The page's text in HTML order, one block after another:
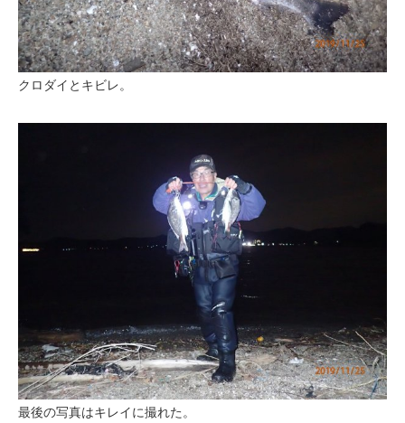
クロダイとキビレ。
最後の写真はキレイに撮れた。